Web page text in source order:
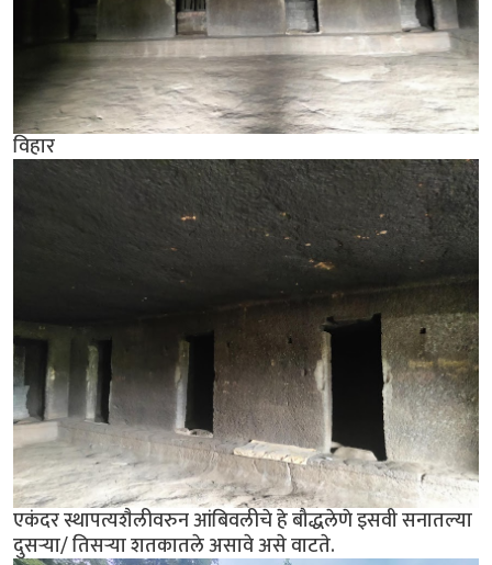
विहार
एकंदर स्थापत्यशैलीवरुन आंबिवलीचे हे बौद्धलेणे इसवी सनातल्या
दुसर्‍या/ तिसर्‍या शतकातले असावे असे वाटते.